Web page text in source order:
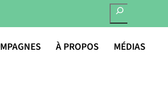
RECHERCHER
À PROPOS MÉDIAS